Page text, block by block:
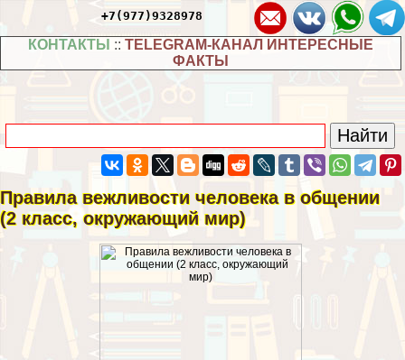
+7(977)9328978
КОНТАКТЫ :: TELEGRAM-КАНАЛ ИНТЕРЕСНЫЕ
ФАКТЫ
Правила вежливости человека в общении
(2 класс, окружающий мир)